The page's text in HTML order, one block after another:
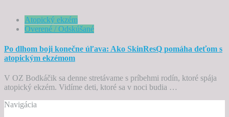
Atopický ekzém
Overené / Odskúšané
Po dlhom boji konečne úľava: Ako SkinResQ pomáha deťom s
atopickým ekzémom
V OZ Bodkáčik sa denne stretávame s príbehmi rodín, ktoré spája
atopický ekzém. Vidíme deti, ktoré sa v noci budia …
Navigácia